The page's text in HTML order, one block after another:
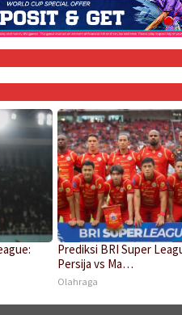
Prediksi BRI Super
Persija vs Ma…
Olahraga